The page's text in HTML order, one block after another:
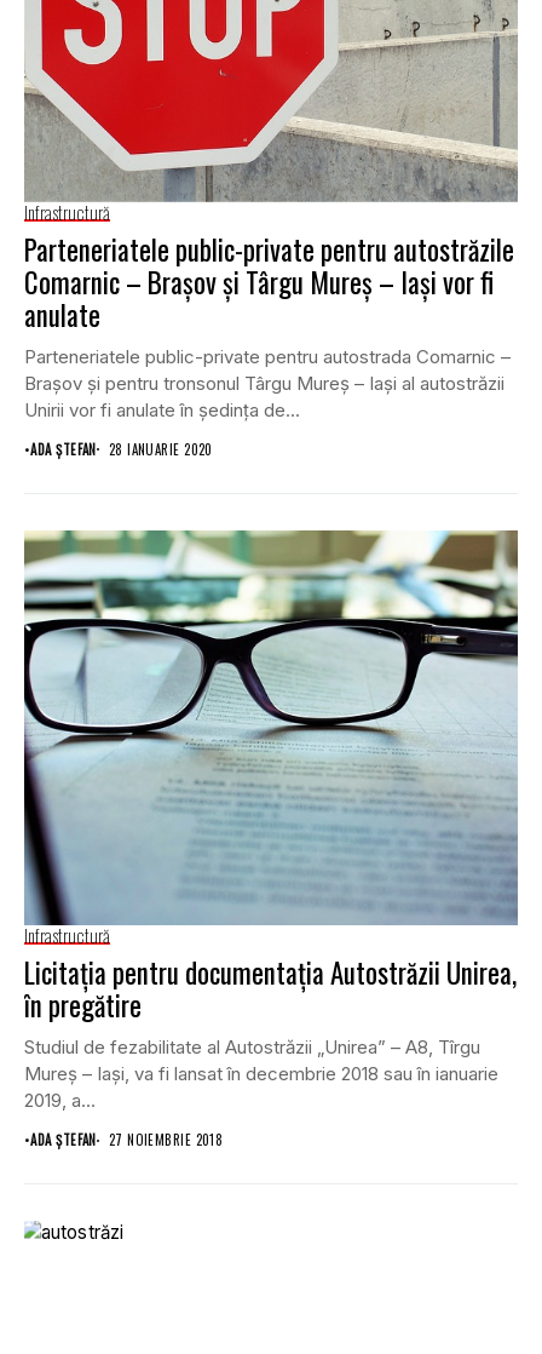
Infrastructură
Parteneriatele public-private pentru autostrăzile
Comarnic – Braşov şi Târgu Mureş – Iaşi vor fi
anulate
Parteneriatele public-private pentru autostrada Comarnic –
Braşov şi pentru tronsonul Târgu Mureş – Iaşi al autostrăzii
Unirii vor fi anulate în şedinţa de...
•ADA ȘTEFAN 28 IANUARIE 2020
Infrastructură
Licitaţia pentru documentaţia Autostrăzii Unirea,
în pregătire
Studiul de fezabilitate al Autostrăzii „Unirea” – A8, Tîrgu
Mureş – Iaşi, va fi lansat în decembrie 2018 sau în ianuarie
2019, a...
•ADA ȘTEFAN 27 NOIEMBRIE 2018